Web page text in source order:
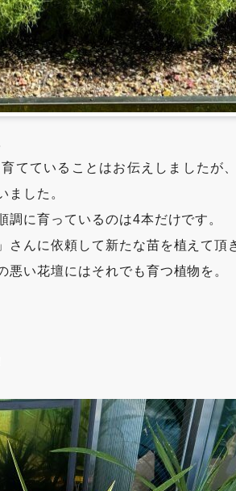
てていることはお伝えしましたが
ました。
に育っているのは4本だけです。
んに依頼して新たな苗を植えて頂
い花壇にはそれでも育つ植物を。